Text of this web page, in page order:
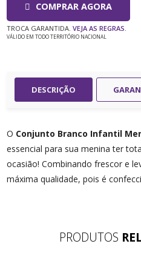
COMPRAR AGORA
TROCA GARANTIDA.VEJA AS REGRAS.
VÁLIDO EM TODO TERRITÓRIO NACIONAL
DESCRIÇÃO
O Conjunto Branco Infantil
essencial para sua menina ter
ocasião! Combinando frescor e
máxima qualidade, pois é
PRODUTOS